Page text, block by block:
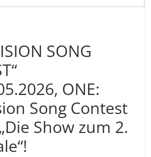
SONG
ONE:
Song Contest
Show zum 2.